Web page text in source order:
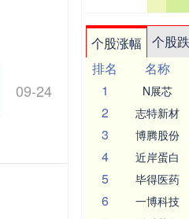
09-24
个股涨幅 个股
排名
名称
1
N展芯
2 志特新材
3 博腾股份
4 近岸蛋白
5 毕得医药
6 一博科技